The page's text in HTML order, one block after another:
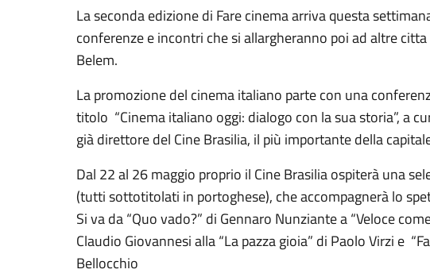
La seconda edizione di Fare cinema arriva questa
conferenze e incontri che si allargheranno poi ad altre
Belem.
La promozione del cinema italiano parte con una
titolo “Cinema italiano oggi: dialogo con la sua storia”, a
già direttore del Cine Brasilia, il più importante della
Dal 22 al 26 maggio proprio il Cine Brasilia ospiterà una
(tutti sottotitolati in portoghese), che accompagnerà lo
Si va da “Quo vado?” di Gennaro Nunziante a “Veloce
Claudio Giovannesi alla “La pazza gioia” di Paolo Virzi e